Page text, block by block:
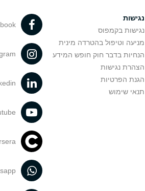
נגישות
נגישות בקמפוס
מניעה וטיפול בהטרדה מינית
הנחיות בדבר חוק חופש המידע
הצהרת נגישות
הגנת הפרטיות
תנאי שימוש